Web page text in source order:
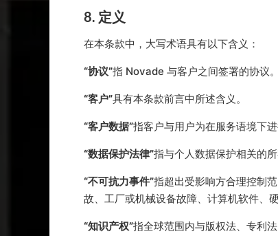
8. 定义
在本条款中，大写术语具有以下含义：
“协议”指 Novade 与客户之间签署的协议。
“客户”具有本条款前言中所述含义。
“客户数据”指客户与用户为在服务语境下
“数据保护法律”指与个人数据保护相关的
“不可抗力事件”指超出受影响方合理控制
故、工厂或机械设备故障、计算机软件、
“知识产权”指全球范围内与版权法、专利